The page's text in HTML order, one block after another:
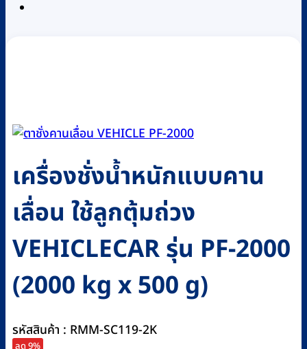
เครื่องชั่งน้ำหนักแบบคาน
เลื่อน ใช้ลูกตุ้มถ่วง
VEHICLECAR รุ่น PF-2000
(2000 kg x 500 g)
รหัสสินค้า : RMM-SC119-2K
ลด 9%